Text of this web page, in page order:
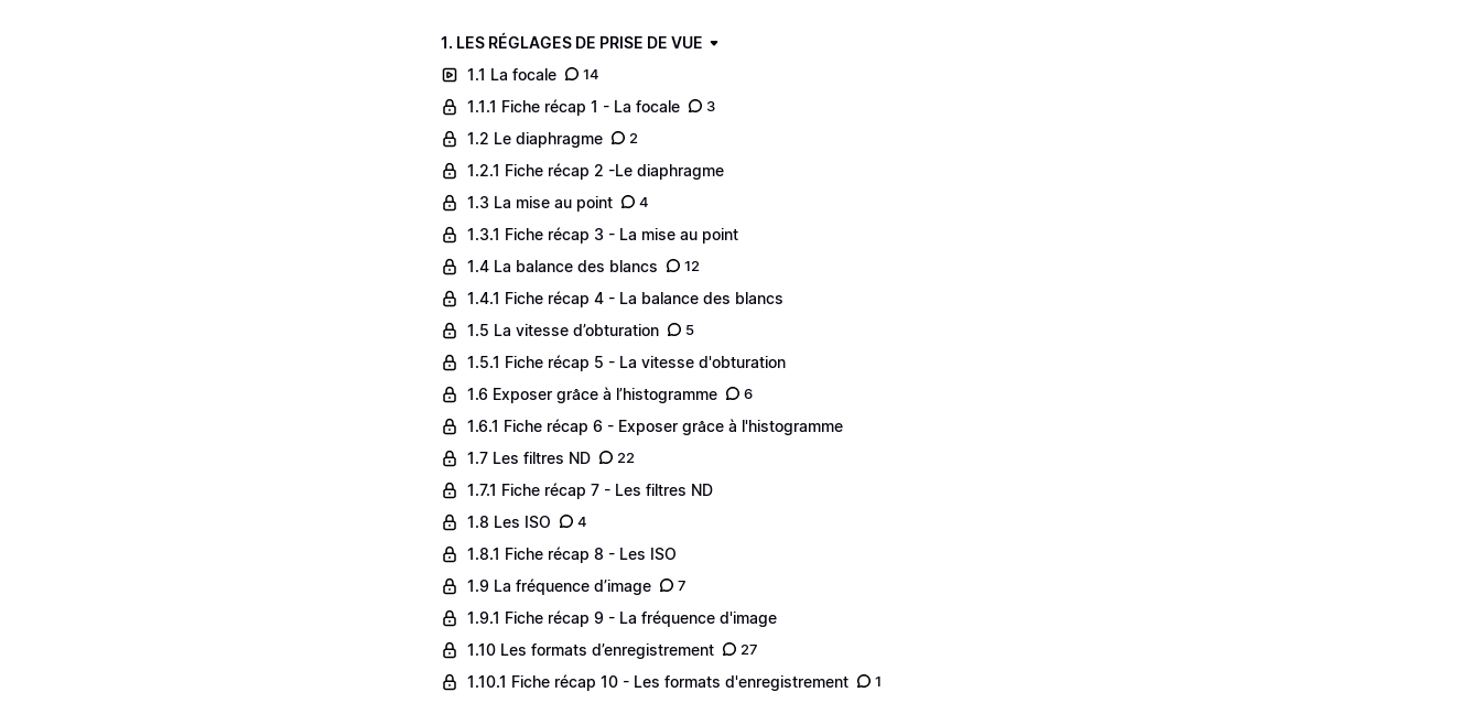
1. LES RÉGLAGES DE PRISE DE VUE
1.1 La focale
14
1.1.1 Fiche récap 1 - La focale 3
1.2 Le diaphragme 2
1.2.1 Fiche récap 2 -Le diaphragme
1.3 La mise au point
4
1.3.1 Fiche récap 3 - La mise au point
1.4 La balance des blancs
12
1.4.1 Fiche récap 4 - La balance des blancs
1.5 La vitesse d’obturation
5
1.5.1 Fiche récap 5 - La vitesse d'obturation
1.6 Exposer grâce à l’histogramme
6
1.6.1 Fiche récap 6 - Exposer grâce à l'histogramme
1.7 Les filtres ND
22
1.7.1 Fiche récap 7 - Les filtres ND
1.8 Les ISO
4
1.8.1 Fiche récap 8 - Les ISO
1.9 La fréquence d’image
7
1.9.1 Fiche récap 9 - La fréquence d'image
1.10 Les formats d’enregistrement
27
1.10.1 Fiche récap 10 - Les formats d'enregistrement 1